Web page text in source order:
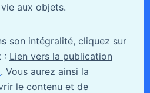
aux objets.
son intégralité, cliquez sur
: Lien vers la publication
. Vous aurez ainsi la
le contenu et de